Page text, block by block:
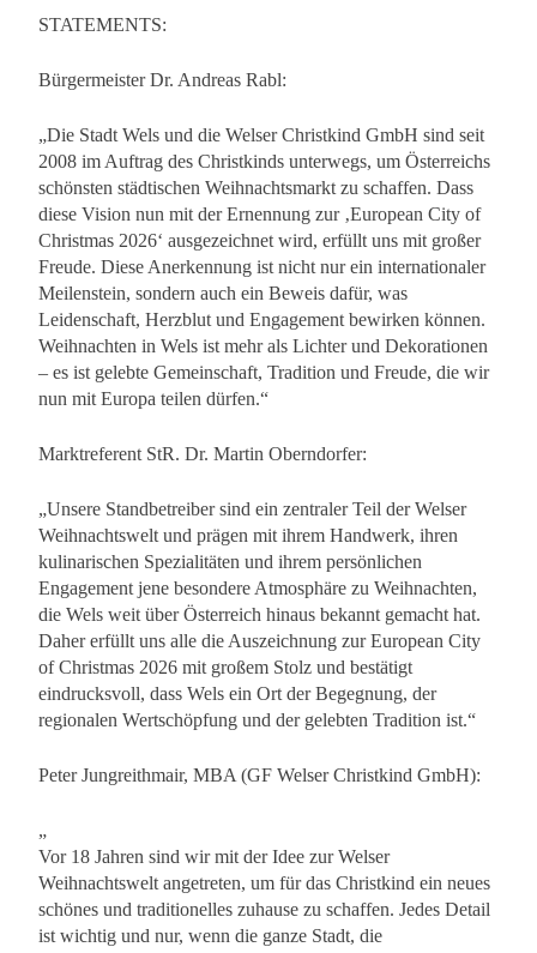
STATEMENTS:
Bürgermeister Dr. Andreas Rabl:
„Die Stadt Wels und die Welser Christkind GmbH sind seit
2008 im Auftrag des Christkinds unterwegs, um Österreichs
schönsten städtischen Weihnachtsmarkt zu schaffen. Dass
diese Vision nun mit der Ernennung zur ‚European City of
Christmas 2026‘ ausgezeichnet wird, erfüllt uns mit großer
Freude. Diese Anerkennung ist nicht nur ein internationaler
Meilenstein, sondern auch ein Beweis dafür, was
Leidenschaft, Herzblut und Engagement bewirken können.
Weihnachten in Wels ist mehr als Lichter und Dekorationen
– es ist gelebte Gemeinschaft, Tradition und Freude, die wir
nun mit Europa teilen dürfen.“
Marktreferent StR. Dr. Martin Oberndorfer:
„Unsere Standbetreiber sind ein zentraler Teil der Welser
Weihnachtswelt und prägen mit ihrem Handwerk, ihren
kulinarischen Spezialitäten und ihrem persönlichen
Engagement jene besondere Atmosphäre zu Weihnachten,
die Wels weit über Österreich hinaus bekannt gemacht hat.
Daher erfüllt uns alle die Auszeichnung zur European City
of Christmas 2026 mit großem Stolz und bestätigt
eindrucksvoll, dass Wels ein Ort der Begegnung, der
regionalen Wertschöpfung und der gelebten Tradition ist.“
Peter Jungreithmair, MBA (GF Welser Christkind GmbH):
„
Vor 18 Jahren sind wir mit der Idee zur Welser
Weihnachtswelt angetreten, um für das Christkind ein neues
schönes und traditionelles zuhause zu schaffen. Jedes Detail
ist wichtig und nur, wenn die ganze Stadt, die